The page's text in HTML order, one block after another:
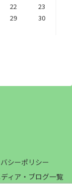
22
23
29
30
シーポリシー
ィア・ブログ一覧